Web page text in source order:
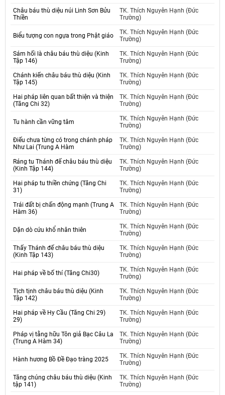
Châu báu thù diệu núi Linh Sơn Bửu
Thiền
TK. Thích Nguyên Hạnh (Đức
Trường)
Biểu tượng con ngựa trong Phật giáo
TK. Thích Nguyên Hạnh (Đức
Trường)
Sám hối là châu báu thù diệu (Kinh
Tập 146)
TK. Thích Nguyên Hạnh (Đức
Trường)
Chánh kiến châu báu thù diệu (Kinh
Tập 145)
TK. Thích Nguyên Hạnh (Đức
Trường)
Hai pháp liên quan bất thiện và thiện
(Tăng Chi 32)
TK. Thích Nguyên Hạnh (Đức
Trường)
Tu hành cần vững tâm
TK. Thích Nguyên Hạnh (Đức
Trường)
Điếu chưa từng có trong chánh pháp
Như Lai (Trung A Hàm
TK. Thích Nguyên Hạnh (Đức
Trường)
Ráng tu Thánh đế châu báu thù diệu
(Kinh Tập 144)
TK. Thích Nguyên Hạnh (Đức
Trường)
Hai pháp tu thiền chứng (Tăng Chi
31)
TK. Thích Nguyên Hạnh (Đức
Trường)
Trái đất bị chấn động mạnh (Trung A
Hàm 36)
TK. Thích Nguyên Hạnh (Đức
Trường)
Dặn dò cứu khổ nhân thiên
TK. Thích Nguyên Hạnh (Đức
Trường)
Thấy Thánh đế châu báu thù diệu
(Kinh Tập 143)
TK. Thích Nguyên Hạnh (Đức
Trường)
Hai pháp về bố thí (Tăng Chi30)
TK. Thích Nguyên Hạnh (Đức
Trường)
Tịch tịnh châu báu thù diệu (Kinh
Tập 142)
TK. Thích Nguyên Hạnh (Đức
Trường)
Hai pháp về Hy Cầu (Tăng Chi 29)
29)
TK. Thích Nguyên Hạnh (Đức
Trường)
Pháp vị tằng hữu Tôn giả Bạc Câu La
(Trung A Hàm 34)
TK. Thích Nguyên Hạnh (Đức
Trường)
Hành hương Bồ Đề Đạo tràng 2025
TK. Thích Nguyên Hạnh (Đức
Trường)
Tăng chúng châu báu thù diệu (Kinh
tập 141)
TK. Thích Nguyên Hạnh (Đức
Trường)